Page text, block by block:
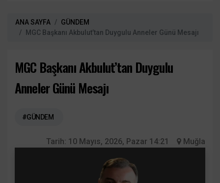
ANA SAYFA
GÜNDEM
MGC Başkanı Akbulut’tan Duygulu Anneler Günü Mesajı
MGC Başkanı Akbulut’tan Duygulu
Anneler Günü Mesajı
#GÜNDEM
Tarih: 10 Mayıs, 2026, Pazar 14:21 Muğla